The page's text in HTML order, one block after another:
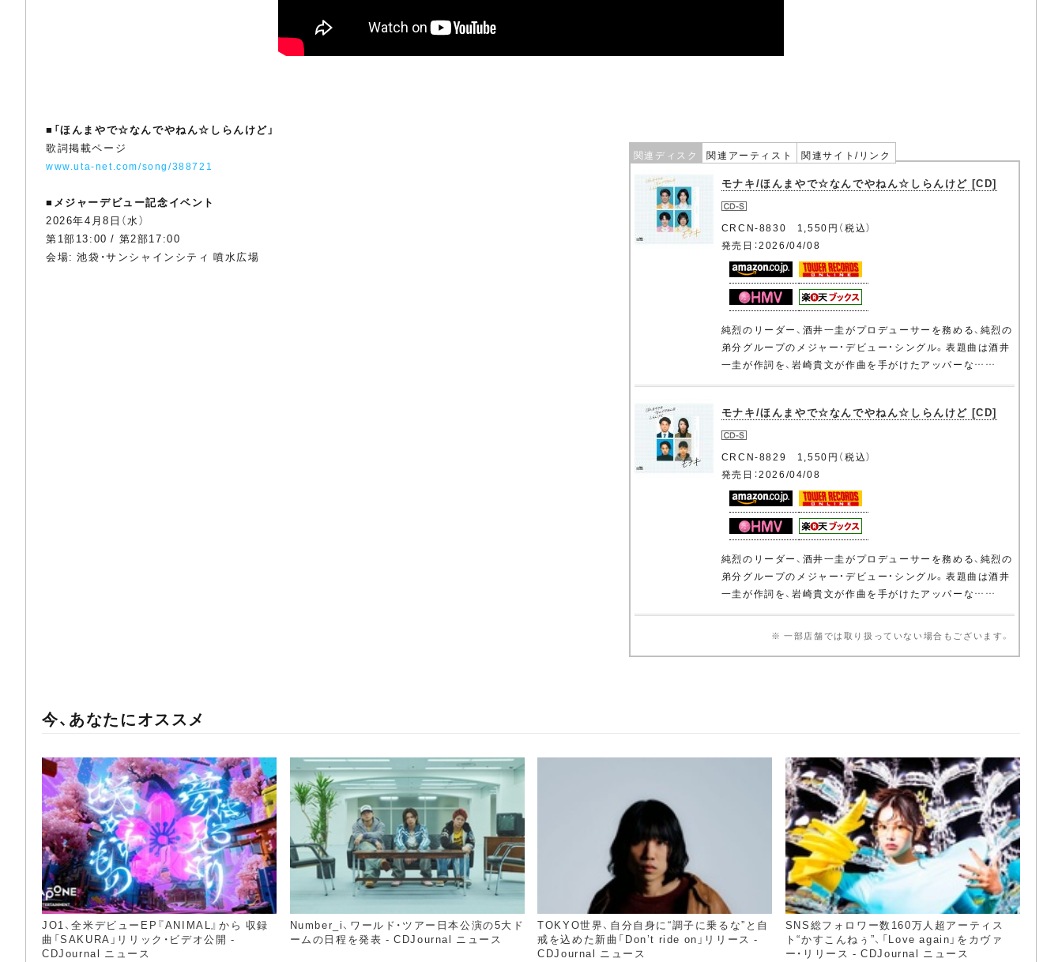
関連ディスク 関連アーティスト 関連サイト/リンク
モナキ/ほんまやで☆なんでやねん☆しらんけど [CD]
CRCN-8830 1,550円（税込）
発売日：2026/04/08
純烈のリーダー、酒井一圭がプロデューサーを務める、純烈の
弟分グループのメジャー・デビュー・シングル。表題曲は酒井
一圭が作詞を、岩崎貴文が作曲を手がけたアッパーな……
モナキ/ほんまやで☆なんでやねん☆しらんけど [CD]
CRCN-8829 1,550円（税込）
発売日：2026/04/08
純烈のリーダー、酒井一圭がプロデューサーを務める、純烈の
弟分グループのメジャー・デビュー・シングル。表題曲は酒井
一圭が作詞を、岩崎貴文が作曲を手がけたアッパーな……
※ 一部店舗では取り扱っていない場合もございます。
■ 「ほんまやで☆なんでやねん☆しらんけど」
歌詞掲載ページ
www.uta-net.com/song/388721
■ メジャーデビュー記念イベント
2026年4月8日（水）
第1部13:00 / 第2部17:00
会場: 池袋・サンシャインシティ 噴水広場
今、あなたにオススメ
JO1、全米デビューEP『ANIMAL』から 収録
曲「SAKURA」リリック・ビデオ公開 -
CDJournal ニュース
Number_i、ワールド・ツアー日本公演の5大ド
ームの日程を発表 - CDJournal ニュース
TOKYO世界、自分自身に“調子に乗るな”と自
戒を込めた新曲「Don’t ride on」リリース -
CDJournal ニュース
SNS総フォロワー数160万人超アーティス
ト“かすこんねぅ”、「Love again」をカヴァ
ー・リリース - CDJournal ニュース